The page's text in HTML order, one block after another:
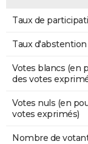
Taux de
Taux d'abstention
Votes blancs (en
des votes
Votes nuls (en
votes exprimés)
Nombre de